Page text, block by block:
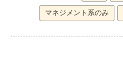
マネジメント系のみ